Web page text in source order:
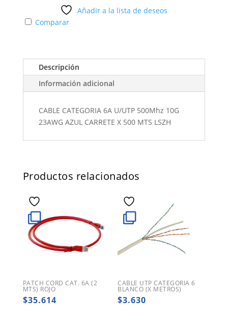
Añadir a la lista de deseos
Comparar
Descripción
Información adicional
CABLE CATEGORIA 6A U/UTP 500Mhz 10G
23AWG AZUL CARRETE X 500 MTS LSZH
Productos relacionados
PATCH CORD CAT. 6A (2
MTS) ROJO
$35.614
CABLE UTP CATEGORIA 6
BLANCO (X METROS)
$3.630